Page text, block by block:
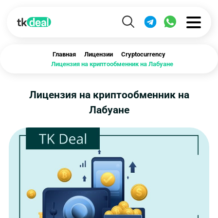
Главная Лицензии
Cryptocurrency
Лицензия на криптообменник на Лабуане
Лицензия на криптообменник на
Лабуане